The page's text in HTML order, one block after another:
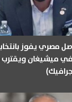
مصري يفوز
في ميشيغان